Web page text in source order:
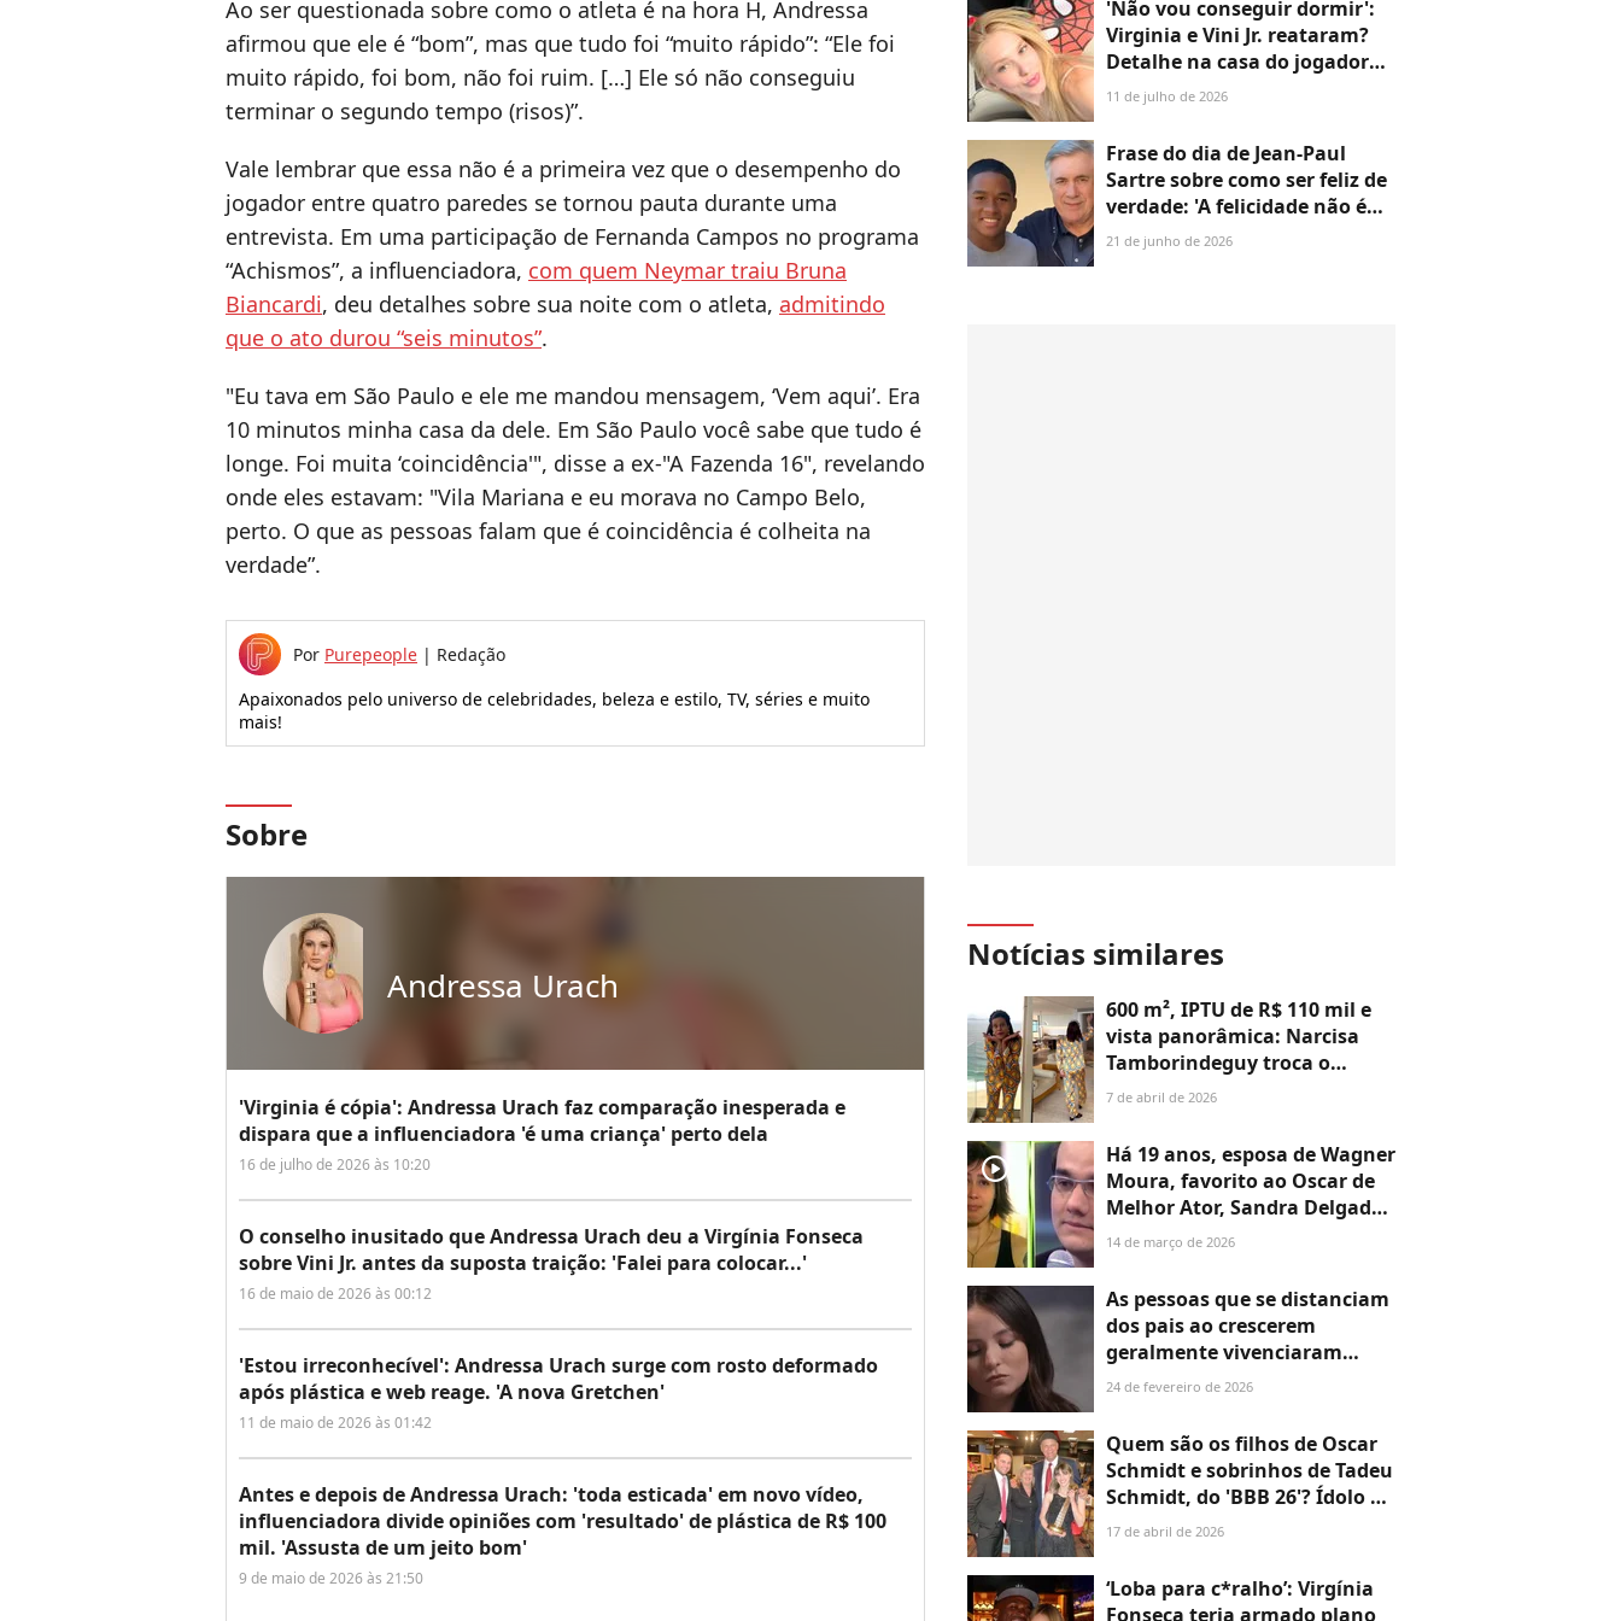
Ao ser questionada sobre como o atleta é na hora H, Andressa
afirmou que ele é “bom”, mas que tudo foi “muito rápido”: “Ele foi
muito rápido, foi bom, não foi ruim. […] Ele só não conseguiu
terminar o segundo tempo (risos)”.
Vale lembrar que essa não é a primeira vez que o desempenho do
jogador entre quatro paredes se tornou pauta durante uma
entrevista. Em uma participação de Fernanda Campos no programa
“Achismos”, a influenciadora, com quem Neymar traiu Bruna
Biancardi, deu detalhes sobre sua noite com o atleta, admitindo
que o ato durou “seis minutos”.
"Eu tava em São Paulo e ele me mandou mensagem, ‘Vem aqui’. Era
10 minutos minha casa da dele. Em São Paulo você sabe que tudo é
longe. Foi muita ‘coincidência'", disse a ex-"A Fazenda 16", revelando
onde eles estavam: "Vila Mariana e eu morava no Campo Belo,
perto. O que as pessoas falam que é coincidência é colheita na
verdade”.
Por Purepeople | Redação
Apaixonados pelo universo de celebridades, beleza e estilo, TV, séries e muito
mais!
Sobre
Andressa Urach
'Virginia é cópia': Andressa Urach faz comparação inesperada e
dispara que a influenciadora 'é uma criança' perto dela
16 de julho de 2026 às 10:20
O conselho inusitado que Andressa Urach deu a Virgínia Fonseca
sobre Vini Jr. antes da suposta traição: 'Falei para colocar...'
16 de maio de 2026 às 00:12
'Estou irreconhecível': Andressa Urach surge com rosto deformado
após plástica e web reage. 'A nova Gretchen'
11 de maio de 2026 às 01:42
Antes e depois de Andressa Urach: 'toda esticada' em novo vídeo,
influenciadora divide opiniões com 'resultado' de plástica de R$ 100
mil. 'Assusta de um jeito bom'
9 de maio de 2026 às 21:50
'Não vou conseguir dormir':
Virginia e Vini Jr. reataram?
Detalhe na casa do jogador
faz influenciadora abrir o
11 de julho de 2026
Frase do dia de Jean-Paul
Sartre sobre como ser feliz de
verdade: 'A felicidade não é
fazer o que se quer, mas
21 de junho de 2026
Notícias similares
600 m², IPTU de R$ 110 mil e
vista panorâmica: Narcisa
Tamborindeguy troca o
icônico Chopin por
R$ 48 milhões no Cap Ferrat;
especialista imobiliária
analisa a estratégia
7 de abril de 2026
player2
Há 19 anos, esposa de Wagner
Moura, favorito ao Oscar de
Melhor Ator, Sandra Delgado
faz revelação no 'Arquivo
Faustão: 'Ele não dá...'
14 de março de 2026
As pessoas que se distanciam
dos pais ao crescerem
geralmente vivenciaram
essas 5 coisas durante a
24 de fevereiro de 2026
Quem são os filhos de Oscar
Schmidt e sobrinhos de Tadeu
Schmidt, do 'BBB 26'? Ídolo do
basquete era pai de um casal,
de 50 anos
17 de abril de 2026
‘Loba para c*ralho’: Virgínia
Fonseca teria armado plano